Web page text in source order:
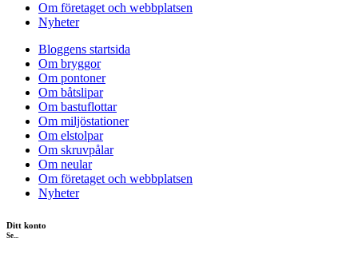
Om företaget och webbplatsen
Nyheter
Bloggens startsida
Om bryggor
Om pontoner
Om båtslipar
Om bastuflottar
Om miljöstationer
Om elstolpar
Om skruvpålar
Om neular
Om företaget och webbplatsen
Nyheter
Ditt konto
Se...